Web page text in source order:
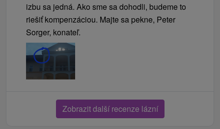
izbu sa jedná. Ako sme sa dohodli, budeme to
riešiť kompenzáciou. Majte sa pekne, Peter
Sorger, konateľ.
Zobrazit další recenze lázní